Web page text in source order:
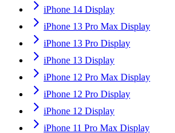
iPhone 14 Display
iPhone 13 Pro Max Display
iPhone 13 Pro Display
iPhone 13 Display
iPhone 12 Pro Max Display
iPhone 12 Pro Display
iPhone 12 Display
iPhone 11 Pro Max Display